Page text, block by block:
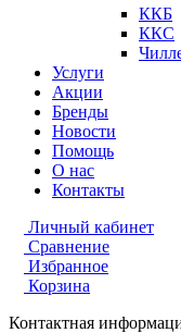
ККБ
ККС
Услуги
Акции
Бренды
Новости
Помощь
О нас
Контакты
Личный кабинет
Сравнение
Избранное
Корзина
Контактная